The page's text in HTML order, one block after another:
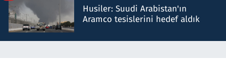
Husiler: Suudi Arabistan'ın
Aramco tesislerini hedef aldık